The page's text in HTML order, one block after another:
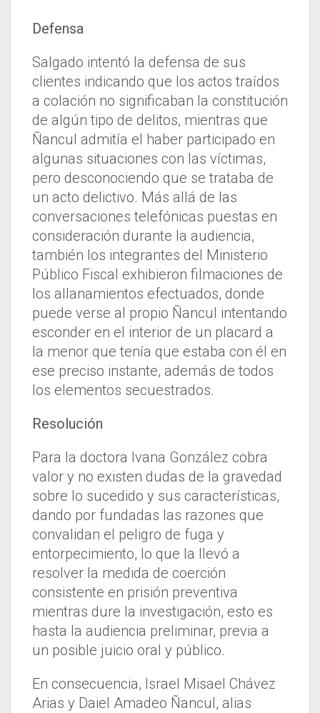
Defensa
Salgado intentó la defensa de sus
clientes indicando que los actos traídos
a colación no significaban la constitución
de algún tipo de delitos, mientras que
Ñancul admitía el haber participado en
algunas situaciones con las víctimas,
pero desconociendo que se trataba de
un acto delictivo. Más allá de las
conversaciones telefónicas puestas en
consideración durante la audiencia,
también los integrantes del Ministerio
Público Fiscal exhibieron filmaciones de
los allanamientos efectuados, donde
puede verse al propio Ñancul intentando
esconder en el interior de un placard a
la menor que tenía que estaba con él en
ese preciso instante, además de todos
los elementos secuestrados.
Resolución
Para la doctora Ivana González cobra
valor y no existen dudas de la gravedad
sobre lo sucedido y sus características,
dando por fundadas las razones que
convalidan el peligro de fuga y
entorpecimiento, lo que la llevó a
resolver la medida de coerción
consistente en prisión preventiva
mientras dure la investigación, esto es
hasta la audiencia preliminar, previa a
un posible juicio oral y público.
En consecuencia, Israel Misael Chávez
Arias y Daiel Amadeo Ñancul, alias